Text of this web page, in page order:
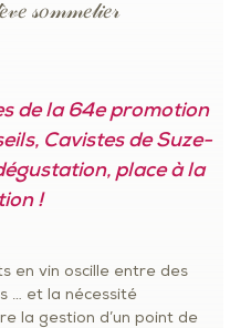
𝓈𝑜𝓂𝓂𝑒𝓁𝒾𝑒𝓇
de la 64e promotion
Cavistes de Suze-
place à la
!
en vin oscille entre des
… et la nécessité
la gestion d’un point de